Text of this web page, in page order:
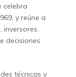
celebra
y reúne a
inversores,
decisiones
técnicas y